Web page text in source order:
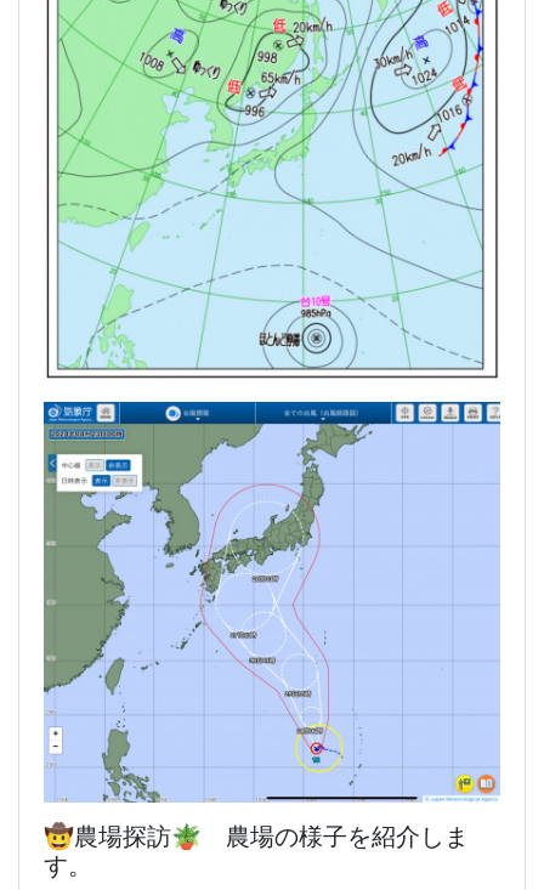
🤠農場探訪🪴 農場の様子を紹介しま
す。